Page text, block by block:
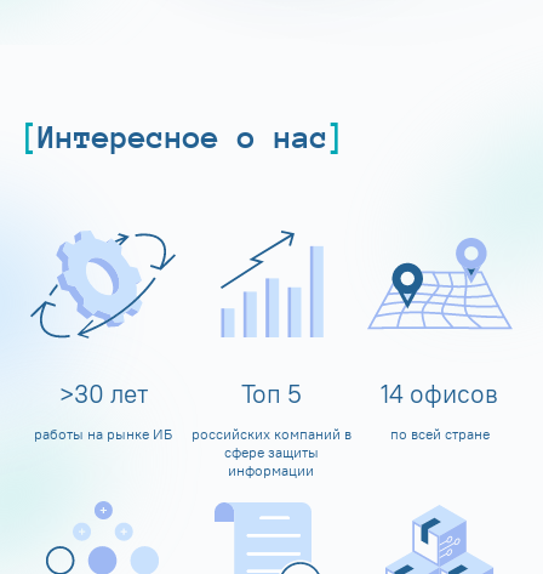
Интересное о нас
>30 лет
работы на рынке ИБ
Топ 5
российских компаний в
сфере защиты
информации
14 офисов
по всей стране